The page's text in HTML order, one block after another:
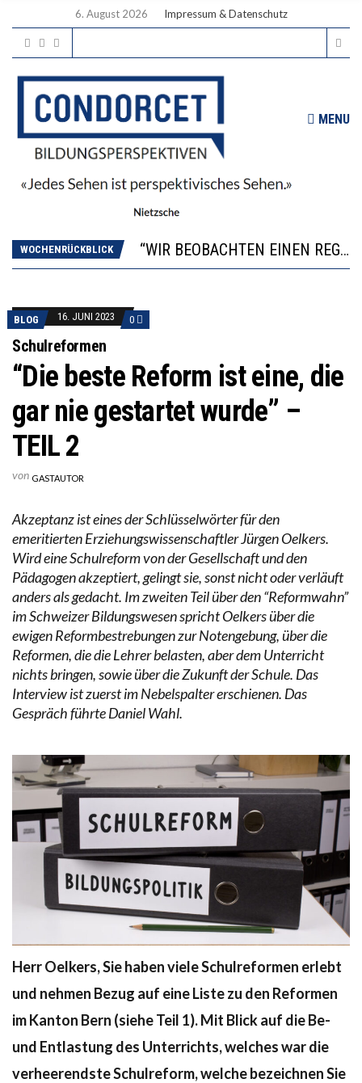
6. August 2026 Impressum & Datenschutz
MENU
WOCHENRÜCKBLICK
DIE VERSTÄRKTE HARMONISIERUNG IM SCHULWESEN VERRINGERT DAS INNOVATIONSPOTENZIAL
2’529 UNTERSCHRIFTEN FÜR «KEINE DIGITALEN GERÄTE IN DEN ERSTEN VIER PRIMARSCHULJAHREN» EINGEREICHT
BLOG 16. JUNI 2023 0
Schulreformen
“Die beste Reform ist eine, die
gar nie gestartet wurde” –
TEIL 2
von GASTAUTOR
Akzeptanz ist eines der Schlüsselwörter für den
emeritierten Erziehungswissenschaftler Jürgen Oelkers.
Wird eine Schulreform von der Gesellschaft und den
Pädagogen akzeptiert, gelingt sie, sonst nicht oder verläuft
anders als gedacht. Im zweiten Teil über den “Reformwahn”
im Schweizer Bildungswesen spricht Oelkers über die
ewigen Reformbestrebungen zur Notengebung, über die
Reformen, die die Lehrer belasten, aber dem Unterricht
nichts bringen, sowie über die Zukunft der Schule. Das
Interview ist zuerst im Nebelspalter erschienen. Das
Gespräch führte Daniel Wahl.
Herr Oelkers, Sie haben viele Schulreformen erlebt
und nehmen Bezug auf eine Liste zu den Reformen
im Kanton Bern (siehe Teil 1). Mit Blick auf die Be-
und Entlastung des Unterrichts, welches war die
verheerendste Schulreform, welche bezeichnen Sie